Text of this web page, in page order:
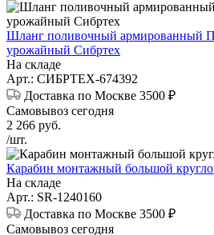
Шланг поливочный армированный
урожайный Сибртех
На складе
Арт.: СИБРТЕХ-674392
Доставка по Москве 3500 ₽
Самовывоз сегодня
2 266 руб.
/шт.
Карабин монтажный большой
На складе
Арт.: SR-1240160
Доставка по Москве 3500 ₽
Самовывоз сегодня